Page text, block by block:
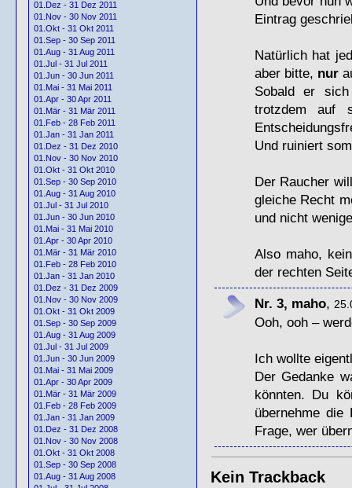
01.Dez - 31 Dez 2011
01.Nov - 30 Nov 2011
01.Okt - 31 Okt 2011
01.Sep - 30 Sep 2011
01.Aug - 31 Aug 2011
01.Jul - 31 Jul 2011
01.Jun - 30 Jun 2011
01.Mai - 31 Mai 2011
01.Apr - 30 Apr 2011
01.Mär - 31 Mär 2011
01.Feb - 28 Feb 2011
01.Jan - 31 Jan 2011
01.Dez - 31 Dez 2010
01.Nov - 30 Nov 2010
01.Okt - 31 Okt 2010
01.Sep - 30 Sep 2010
01.Aug - 31 Aug 2010
01.Jul - 31 Jul 2010
01.Jun - 30 Jun 2010
01.Mai - 31 Mai 2010
01.Apr - 30 Apr 2010
01.Mär - 31 Mär 2010
01.Feb - 28 Feb 2010
01.Jan - 31 Jan 2010
01.Dez - 31 Dez 2009
01.Nov - 30 Nov 2009
01.Okt - 31 Okt 2009
01.Sep - 30 Sep 2009
01.Aug - 31 Aug 2009
01.Jul - 31 Jul 2009
01.Jun - 30 Jun 2009
01.Mai - 31 Mai 2009
01.Apr - 30 Apr 2009
01.Mär - 31 Mär 2009
01.Feb - 28 Feb 2009
01.Jan - 31 Jan 2009
01.Dez - 31 Dez 2008
01.Nov - 30 Nov 2008
01.Okt - 31 Okt 2008
01.Sep - 30 Sep 2008
01.Aug - 31 Aug 2008
Eintrag
Natürlich hat
aber bitte, nur
Sobald er
trotzdem auf
Und ruiniert
Der Raucher
gleiche Recht
und nicht
Also maho,
der rechten
Nr. 3, maho,
Ooh, ooh –
Ich wollte
Der Gedanke
könnten. Du
übernehme
Frage, wer
Kein Trackback